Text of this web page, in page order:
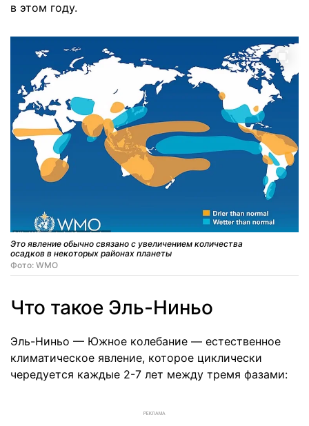
в этом году.
Это явление обычно связано с увеличением количества
осадков в некоторых районах планеты
Фото: WMO
Что такое Эль-Ниньо
Эль-Ниньо — Южное колебание — естественное
климатическое явление, которое циклически
чередуется каждые 2-7 лет между тремя фазами:
РЕКЛАМА